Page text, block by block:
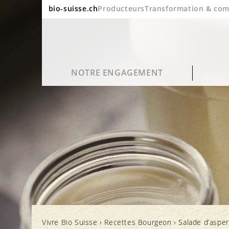
bio-suisse.chProducteursTransformation &
NOTRE ENGAGEMENT
Durabilité
Qualité et goût
Santé
Questions fréquentes
Transformation et emballage
Labels et contrôle
Portrait
Le bio en chiffres
Rapport annuel
Blog
Cinéma
Newsletter
Vivre Bio Suisse › Recettes Bourgeon ›Salade